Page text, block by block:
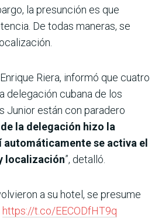
la presunción es que
De todas maneras, se
Riera, informó que cuatro
delegación cubana de los
Junior están con paradero
de la delegación hizo la
automáticamente se activa el
localización”, detalló.
a su hotel, se presume
https://t.co/EECODfHT9q